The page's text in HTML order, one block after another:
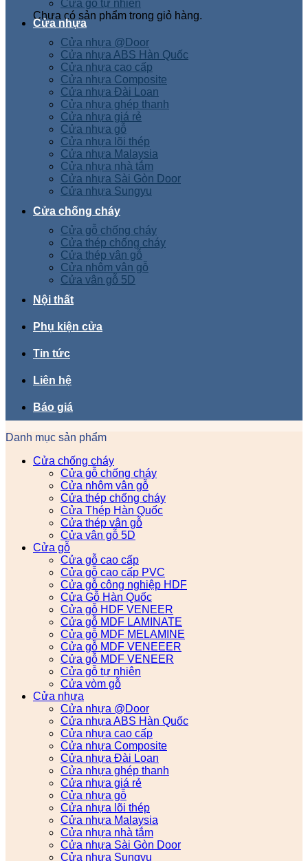
Chưa có sản phẩm trong giỏ hàng.
Cửa gỗ tự nhiên
Cửa nhựa
Cửa nhựa @Door
Cửa nhựa ABS Hàn Quốc
Cửa nhựa cao cấp
Cửa nhựa Composite
Cửa nhựa Đài Loan
Cửa nhựa ghép thanh
Cửa nhựa giá rẻ
Cửa nhựa gỗ
Cửa nhựa lõi thép
Cửa nhựa Malaysia
Cửa nhựa nhà tắm
Cửa nhựa Sài Gòn Door
Cửa nhựa Sungyu
Cửa chống cháy
Cửa gỗ chống cháy
Cửa thép chống cháy
Cửa thép vân gỗ
Cửa nhôm vân gỗ
Cửa vân gỗ 5D
Nội thất
Phụ kiện cửa
Tin tức
Liên hệ
Báo giá
Danh mục sản phẩm
Cửa chống cháy
Cửa gỗ chống cháy
Cửa nhôm vân gỗ
Cửa thép chống cháy
Cửa Thép Hàn Quốc
Cửa thép vân gỗ
Cửa vân gỗ 5D
Cửa gỗ
Cửa gỗ cao cấp
Cửa gỗ cao cấp PVC
Cửa gỗ công nghiệp HDF
Cửa Gỗ Hàn Quốc
Cửa gỗ HDF VENEER
Cửa gỗ MDF LAMINATE
Cửa gỗ MDF MELAMINE
Cửa gỗ MDF VENEEER
Cửa gỗ MDF VENEER
Cửa gỗ tự nhiên
Cửa vòm gỗ
Cửa nhựa
Cửa nhựa @Door
Cửa nhựa ABS Hàn Quốc
Cửa nhựa cao cấp
Cửa nhựa Composite
Cửa nhựa Đài Loan
Cửa nhựa ghép thanh
Cửa nhựa giá rẻ
Cửa nhựa gỗ
Cửa nhựa lõi thép
Cửa nhựa Malaysia
Cửa nhựa nhà tắm
Cửa nhựa Sài Gòn Door
Cửa nhựa Sungyu